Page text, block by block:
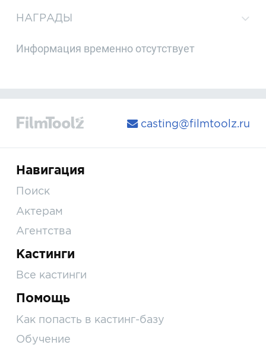
НАГРАДЫ
Информация временно отсутствует
casting@filmtoolz.ru
Навигация
Поиск
Актерам
Агентства
Кастинги
Все кастинги
Помощь
Как попасть в кастинг-базу
Обучение